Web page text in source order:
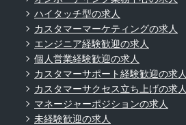
ハイタッチ型の求人
カスタマーマーケティングの求人
エンジニア経験歓迎の求人
個人営業経験歓迎の求人
カスタマーサポート経験歓迎の求人
カスタマーサクセス立ち上げの求人
マネージャーポジションの求人
未経験歓迎の求人